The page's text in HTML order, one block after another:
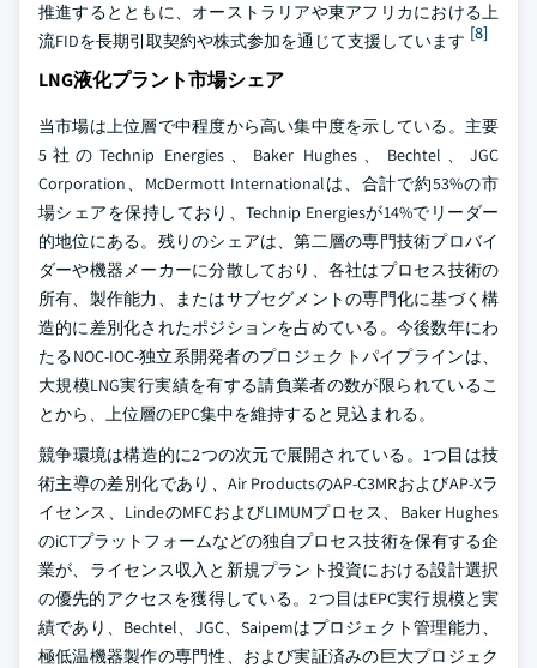
推進するとともに、オーストラリアや東アフリカにおける上
流FIDを長期引取契約や株式参加を通じて支援しています [8]
LNG液化プラント市場シェア
当市場は上位層で中程度から高い集中度を示している。主要
5社のTechnip Energies、Baker Hughes、Bechtel、JGC
Corporation、McDermott Internationalは、合計で約53%の市
場シェアを保持しており、Technip Energiesが14%でリーダー
的地位にある。残りのシェアは、第二層の専門技術プロバイ
ダーや機器メーカーに分散しており、各社はプロセス技術の
所有、製作能力、またはサブセグメントの専門化に基づく構
造的に差別化されたポジションを占めている。今後数年にわ
たるNOC-IOC-独立系開発者のプロジェクトパイプラインは、
大規模LNG実行実績を有する請負業者の数が限られているこ
とから、上位層のEPC集中を維持すると見込まれる。
競争環境は構造的に2つの次元で展開されている。1つ目は技
術主導の差別化であり、Air ProductsのAP-C3MRおよびAP-Xラ
イセンス、LindeのMFCおよびLIMUMプロセス、Baker Hughes
のiCTプラットフォームなどの独自プロセス技術を保有する企
業が、ライセンス収入と新規プラント投資における設計選択
の優先的アクセスを獲得している。2つ目はEPC実行規模と実
績であり、Bechtel、JGC、Saipemはプロジェクト管理能力、
極低温機器製作の専門性、および実証済みの巨大プロジェク